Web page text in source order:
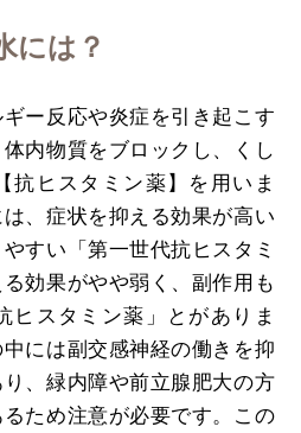
には？
ー反応や炎症を引き起こす
体内物質をブロックし、くし
抗ヒスタミン薬】を用いま
、症状を抑える効果が高い
すい「第一世代抗ヒスタミ
効果がやや弱く、副作用も
ヒスタミン薬」とがありま
には副交感神経の働きを抑
、緑内障や前立腺肥大の方
ため注意が必要です。この